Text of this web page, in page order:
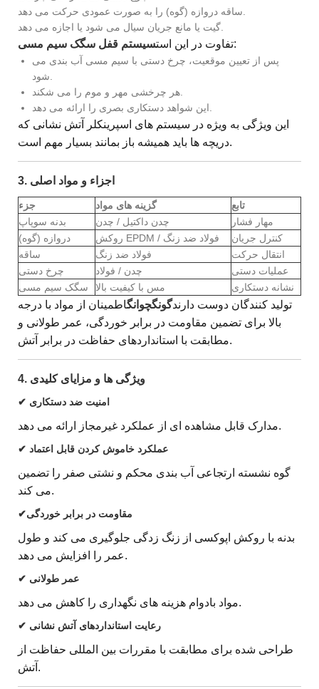
تفاوت در این استسیستم قفل سگک سیم مسی :
پس از تعیین موقعیت، چرخ دستی با سیم مسی آب بندی می
این ویژگی به ویژه در سیستم های اسپرینکلر آتش نشانی که
دریچه ها باید همیشه باز بمانند بسیار مهم است.
3. اجزاء و مواد اصلی
جزء گزینه های مواد
تابع
بدنه سوپاپ
چدن داکتیل / چدن
مهار فشار
دروازه (گوه)
روکش EPDM / فولاد ضد زنگ
کنترل جریان
ساقه
فولاد ضد زنگ
انتقال حرکت
چرخ دستی
چدن / فولاد
عملیات دستی
سگک سیم مسی
مس با کیفیت بالا نشانه دستکاری
تولید کنندگان دوست دارندگونگچوانگاطمینان از مواد با درجه
بالا برای تضمین مقاومت در برابر خوردگی، عمر طولانی و
مطابقت با استانداردهای حفاظت در برابر آتش.
4. ویژگی ها و مزایای کلیدی
✔ امنیت ضد دستکاری
مدارک قابل مشاهده ای از عملکرد غیرمجاز ارائه می دهد.
✔ عملکرد خاموش کردن قابل اعتماد
گوه نشسته ارتجاعی آب بندی محکم و نشتی صفر را تضمین
می کند.
✔مقاومت در برابر خوردگی
بدنه با روکش اپوکسی از زنگ زدگی جلوگیری می کند و طول
عمر را افزایش می دهد.
✔ عمر طولانی
مواد بادوام هزینه های نگهداری را کاهش می دهد.
✔ رعایت استانداردهای آتش نشانی
طراحی شده برای مطابقت با مقررات بین المللی حفاظت از
آتش.